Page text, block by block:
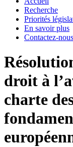
Recherche
Priorités
En savoir plus
Contactez-nous
droit à
charte